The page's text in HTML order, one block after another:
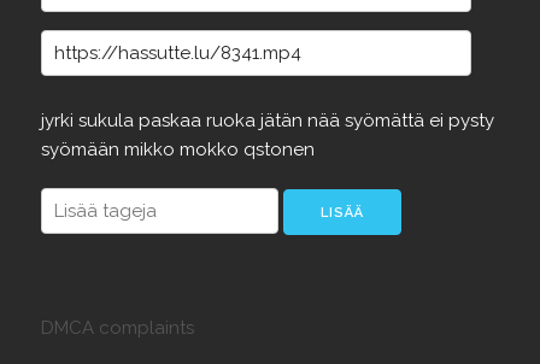
jyrki sukula paskaa ruoka jätän nää syömättä ei pysty
syömään mikko mokko qstonen
DMCA complaints